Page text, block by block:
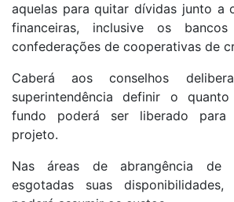
aquelas para quitar dívidas junto a
financeiras, inclusive os
confederações de cooperativas de
Caberá aos conselhos
superintendência definir o
fundo poderá ser liberado
projeto.
Nas áreas de abrangência de
esgotadas suas